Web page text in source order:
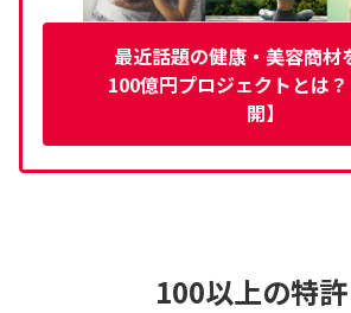
最近話題の健康・美容商材
100億円プロジェクトとは
開】
100以上の特許